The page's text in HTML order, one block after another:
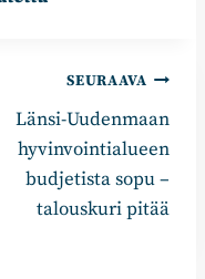
SEURAAVA
Länsi-Uudenmaan
hyvinvointialueen
budjetista sopu –
talouskuri pitää